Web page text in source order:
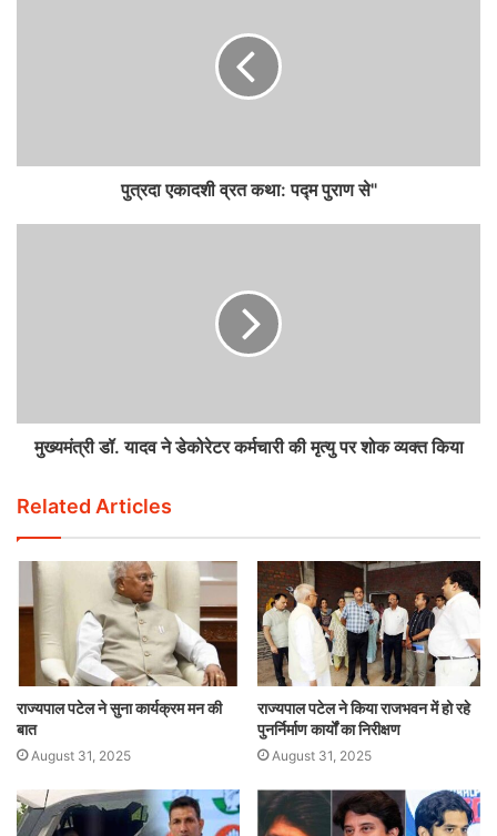
पुत्रदा एकादशी व्रत कथा: पद्म पुराण से"
मुख्यमंत्री डॉ. यादव ने डेकोरेटर कर्मचारी की मृत्यु पर शोक व्यक्त किया
Related Articles
राज्यपाल पटेल ने सुना कार्यक्रम मन की
बात
August 31, 2025
राज्यपाल पटेल ने किया राजभवन में हो रहे
पुनर्निर्माण कार्यों का निरीक्षण
August 31, 2025